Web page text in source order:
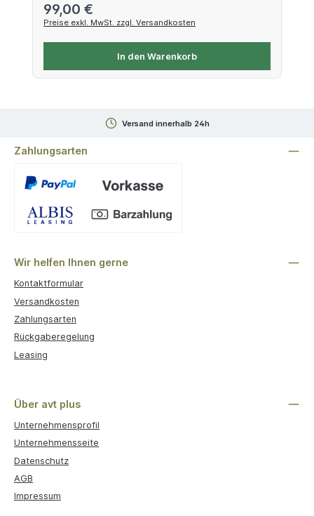
Regulärer Preis:
99,00 €
Preise exkl. MwSt. zzgl. Versandkosten
In den Warenkorb
Versand innerhalb 24h
Zahlungsarten
Wir helfen Ihnen gerne
Kontaktformular
Versandkosten
Zahlungsarten
Rückgaberegelung
Leasing
Über avt plus
Unternehmensprofil
Unternehmensseite
Datenschutz
AGB
Impressum